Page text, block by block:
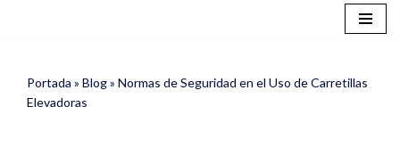
contenido
Portada » Blog» Normas de Seguridad en el Uso de Carretillas
Elevadoras